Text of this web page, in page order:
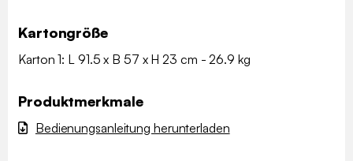
Kartongröße
Karton 1: L 91.5 x B 57 x H 23 cm - 26.9 kg
Produktmerkmale
Bedienungsanleitung herunterladen